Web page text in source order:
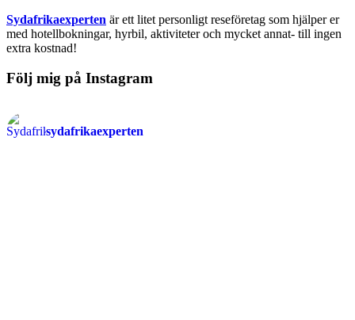
Sydafrikaexperten är ett litet personligt reseföretag som hjälper er
med hotellbokningar, hyrbil, aktiviteter och mycket annat- till ingen
extra kostnad!
Följ mig på Instagram
sydafrikaexperten